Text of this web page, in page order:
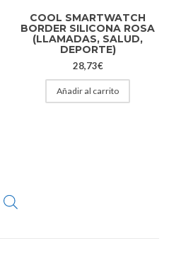
COOL SMARTWATCH
BORDER SILICONA ROSA
(LLAMADAS, SALUD,
DEPORTE)
28,73€
Añadir al carrito